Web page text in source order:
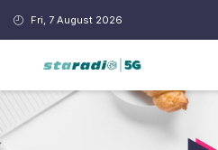
Fri, 7 August 2026